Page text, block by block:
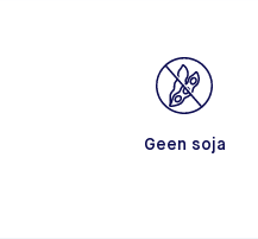
Geen soja